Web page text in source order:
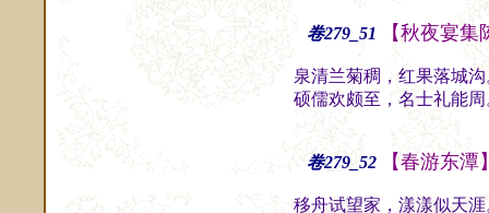
卷279_51 【秋夜宴
泉清兰菊稠，红果落城
硕儒欢颇至，名士礼能
卷279_52 【春游东潭
移舟试望家，漾漾似天